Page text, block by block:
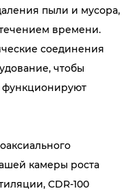
пыли и мусора,
времени.
соединения
чтобы
функционируют
камеры роста
CDR-100